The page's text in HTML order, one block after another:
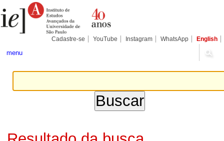
para
conteúdo.
Pessoais
Cadastre-se YouTube Instagram WhatsApp English
menu